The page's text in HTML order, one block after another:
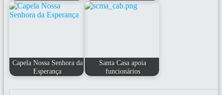
Capela Nossa Senhora da
Esperança
Santa Casa apoia
funcionários